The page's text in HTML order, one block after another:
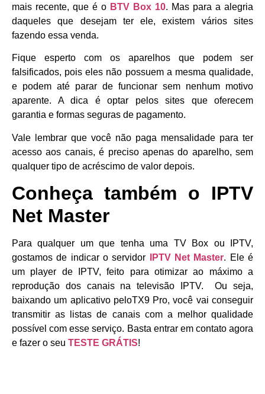
mais recente, que é o BTV Box 10. Mas para a alegria
daqueles que desejam ter ele, existem vários sites
fazendo essa venda.
Fique esperto com os aparelhos que podem ser
falsificados, pois eles não possuem a mesma qualidade,
e podem até parar de funcionar sem nenhum motivo
aparente. A dica é optar pelos sites que oferecem
garantia e formas seguras de pagamento.
Vale lembrar que você não paga mensalidade para ter
acesso aos canais, é preciso apenas do aparelho, sem
qualquer tipo de acréscimo de valor depois.
Conheça também o IPTV
Net Master
Para qualquer um que tenha uma TV Box ou IPTV,
gostamos de indicar o servidor
IPTV Net Master. Ele é
um player de IPTV, feito para otimizar ao máximo a
reprodução dos canais na televisão IPTV. Ou seja,
baixando um aplicativo peloTX9 Pro, você vai conseguir
transmitir as listas de canais com a melhor qualidade
possível com esse serviço. Basta entrar em contato agora
e fazer o seu TESTE GRÁTIS!